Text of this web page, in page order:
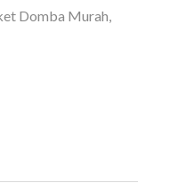
Domba Murah,